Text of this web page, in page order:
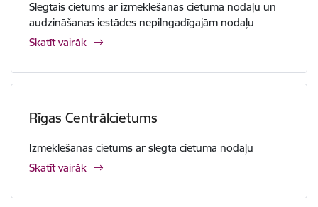
Slēgtais cietums ar izmeklēšanas cietuma nodaļu un
audzināšanas iestādes nepilngadīgajām nodaļu
Skatīt vairāk
Rīgas Centrālcietums
Izmeklēšanas cietums ar slēgtā cietuma nodaļu
Skatīt vairāk